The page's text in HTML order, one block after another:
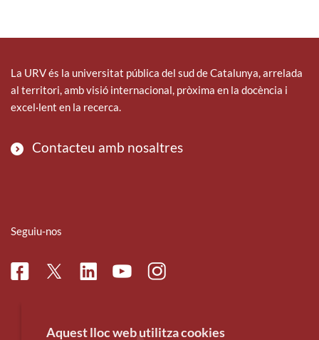
La URV és la universitat pública del sud de Catalunya, arrelada
al territori, amb visió internacional, pròxima en la docència i
excel·lent en la recerca.
Contacteu amb nosaltres
Seguiu-nos
FacebookTwitterLinkedinYoutubeInstagram
Aquest lloc web utilitza cookies